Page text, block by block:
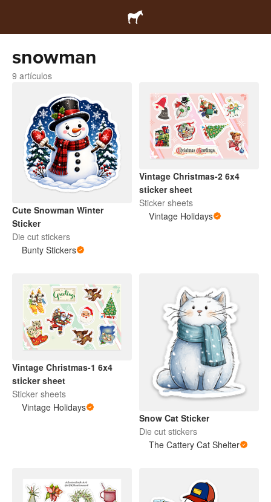
snowman
9 artículos
Cute Snowman Winter
Sticker
Die cut stickers
Bunty Stickers
Vintage Christmas-2 6x4
sticker sheet
Sticker sheets
Vintage Holidays
Vintage Christmas-1 6x4
sticker sheet
Sticker sheets
Vintage Holidays
Snow Cat Sticker
Die cut stickers
The Cattery Cat Shelter